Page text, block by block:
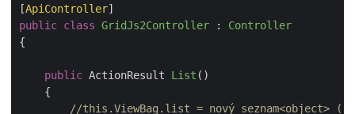
[ApiController
public class GridJs2Controller : Controller
{
public ActionResult List ( )
    {
//this.ViewBag.list = nový seznam<object> ();